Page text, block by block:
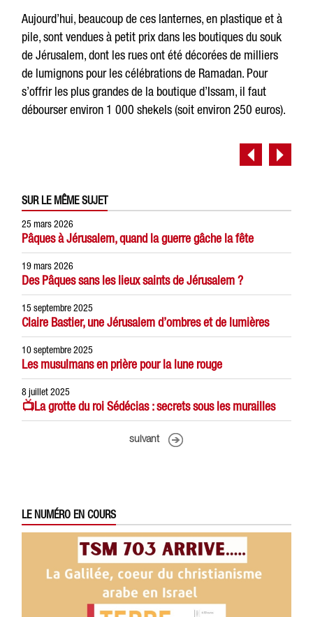
Aujourd’hui, beaucoup de ces lanternes, en plastique et à
pile, sont vendues à petit prix dans les boutiques du souk
de Jérusalem, dont les rues ont été décorées de milliers
de lumignons pour les célébrations de Ramadan. Pour
s’offrir les plus grandes de la boutique d’Issam, il faut
débourser environ 1 000 shekels (soit environ 250 euros).
SUR LE MÊME SUJET
25 mars 2026
Pâques à Jérusalem, quand la guerre gâche la fête
19 mars 2026
Des Pâques sans les lieux saints de Jérusalem ?
15 septembre 2025
Claire Bastier, une Jérusalem d’ombres et de lumières
10 septembre 2025
Les musulmans en prière pour la lune rouge
8 juillet 2025
📺La grotte du roi Sédécias : secrets sous les murailles
suivant
LE NUMÉRO EN COURS